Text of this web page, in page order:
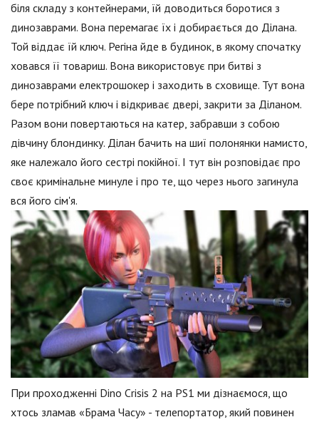
біля складу з контейнерами, їй доводиться боротися з
динозаврами. Вона перемагає їх і добирається до Ділана.
Той віддає їй ключ. Регіна йде в будинок, в якому спочатку
ховався її товариш. Вона використовує при битві з
динозаврами електрошокер і заходить в сховище. Тут вона
бере потрібний ключ і відкриває двері, закрити за Діланом.
Разом вони повертаються на катер, забравши з собою
дівчину блондинку. Ділан бачить на шиї полонянки намисто,
яке належало його сестрі покійної. І тут він розповідає про
своє кримінальне минуле і про те, що через нього загинула
вся його сім'я.
При проходженні Dino Crisis 2 на PS1 ми дізнаємося, що
хтось зламав «Брама Часу» - телепортатор, який повинен